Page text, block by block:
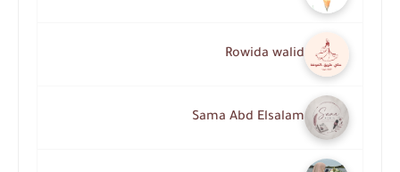
Rowida walid
Sama Abd Elsalam